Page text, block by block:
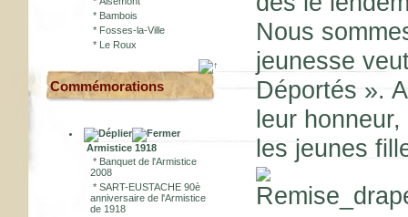
* Bambois
* Fosses-la-Ville
* Le Roux
Commémorations
Armistice 1918
* Banquet de l'Armistice
2008
* SART-EUSTACHE 90è
anniversaire de l'Armistice
de 1918
Nous
jeunesse
Déportés ».
leur
les jeunes